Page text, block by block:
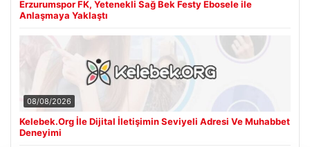
Erzurumspor FK, Yetenekli Sağ Bek Festy Ebosele ile
Anlaşmaya Yaklaştı
08/08/2026
Kelebek.Org İle Dijital İletişimin Seviyeli Adresi Ve Muhabbet
Deneyimi